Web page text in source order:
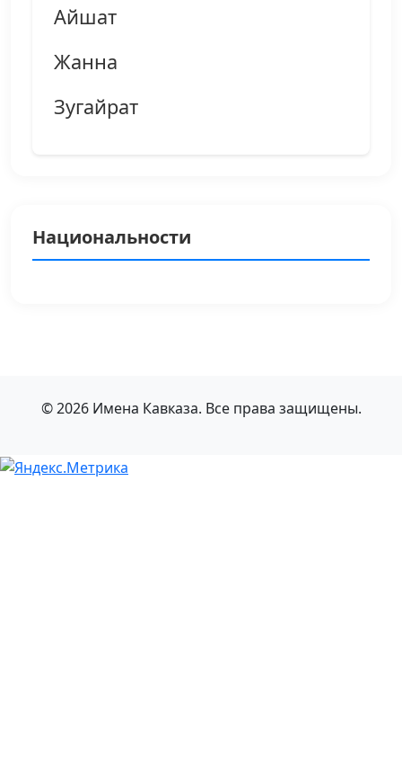
Айшат
Жанна
Зугайрат
Национальности
© 2026 Имена Кавказа. Все права защищены.